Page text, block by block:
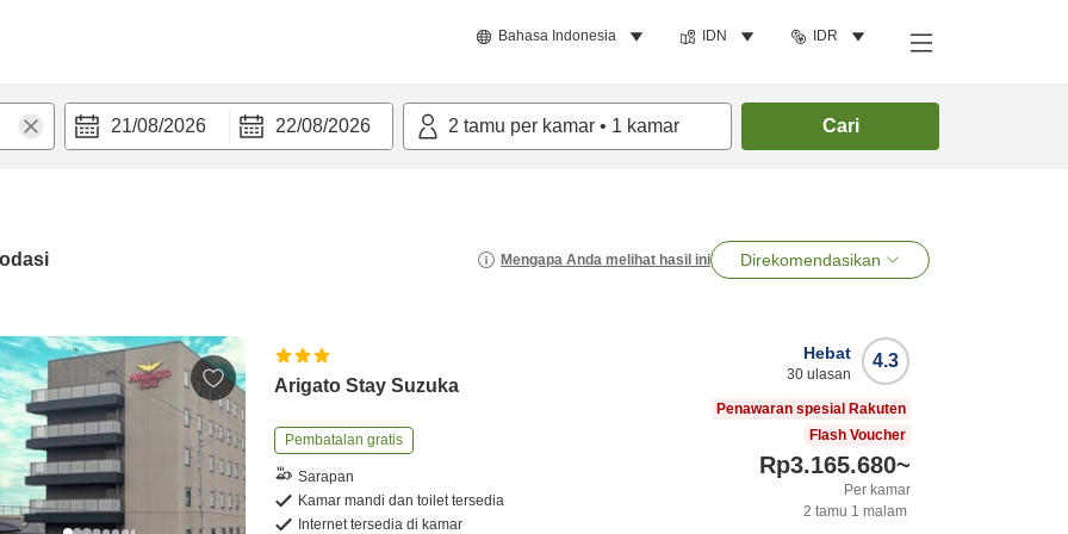
Bahasa Indonesia IDN IDR
21/08/2026 22/08/2026 2 tamu per kamar • 1 kamar Cari
Mengapa Anda melihat hasil ini Direkomendasikan
Arigato Stay Suzuka
Pembatalan gratis
Sarapan
Kamar mandi dan toilet tersedia
Internet tersedia di kamar
4.3
Hebat
30 ulasan
Penawaran spesial Rakuten
Flash Voucher
Rp3.165.680~
Per kamar
2 tamu 1 malam